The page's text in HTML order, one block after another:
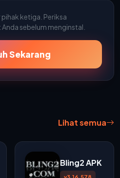
pihak ketiga. Periksa
sebelum menginstal.
Sekarang
Lihat semua
Bling2 APK
v3.16.578